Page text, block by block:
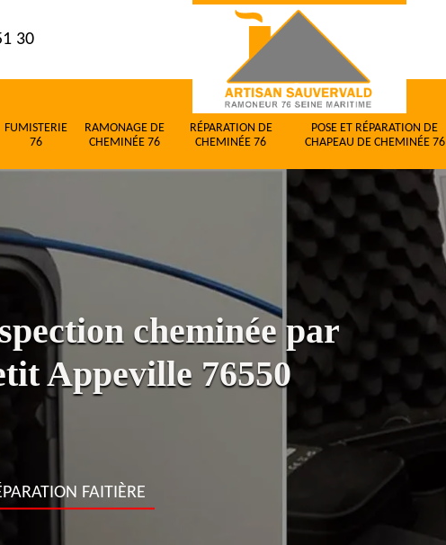
30
FUMISTERIE
76
RAMONAGE DE
CHEMINÉE 76
RÉPARATION DE
CHEMINÉE 76
POSE ET RÉPARATION DE
CHAPEAU DE CHEMINÉE 76
cheminée par
Appeville 76550
FAITIÈRE